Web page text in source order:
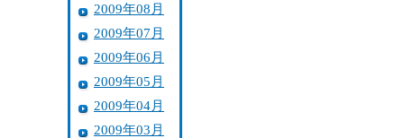
2009年08月
2009年07月
2009年06月
2009年05月
2009年04月
2009年03月